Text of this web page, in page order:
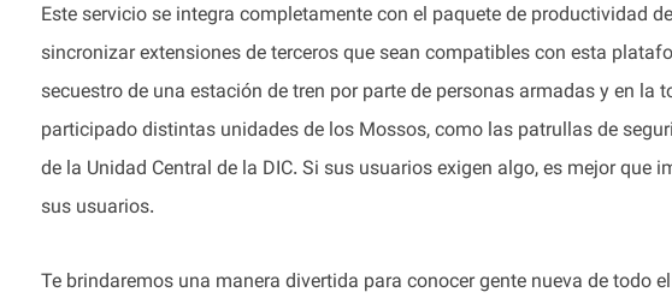
Este servicio se integra completamente con el paquete de productividad
sincronizar extensiones de terceros que sean compatibles con esta
secuestro de una estación de tren por parte de personas armadas y en la
participado distintas unidades de los Mossos, como las patrullas de
de la Unidad Central de la DIC. Si sus usuarios exigen algo, es mejor que
sus usuarios.
Te brindaremos una manera divertida para conocer gente nueva de todo